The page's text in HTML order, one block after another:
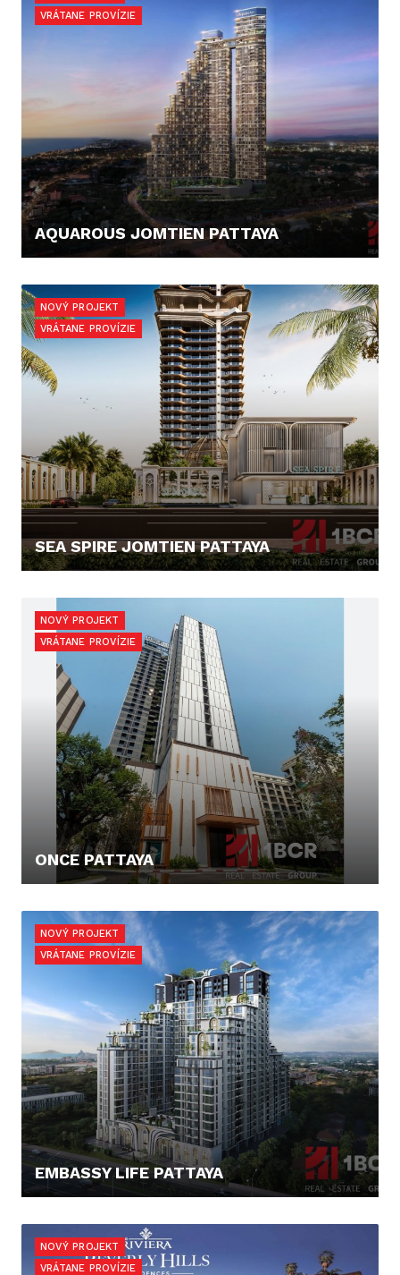
VRÁTANE PROVÍZIE
AQUAROUS JOMTIEN PATTAYA
NOVÝ PROJEKT
VRÁTANE PROVÍZIE
SEA SPIRE JOMTIEN PATTAYA
NOVÝ PROJEKT
VRÁTANE PROVÍZIE
ONCE PATTAYA
NOVÝ PROJEKT
VRÁTANE PROVÍZIE
EMBASSY LIFE PATTAYA
NOVÝ PROJEKT
VRÁTANE PROVÍZIE